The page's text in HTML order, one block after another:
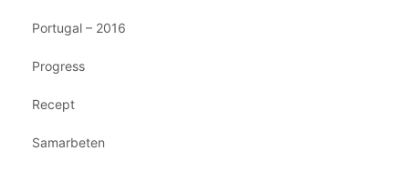
Portugal – 2016
Progress
Recept
Samarbeten